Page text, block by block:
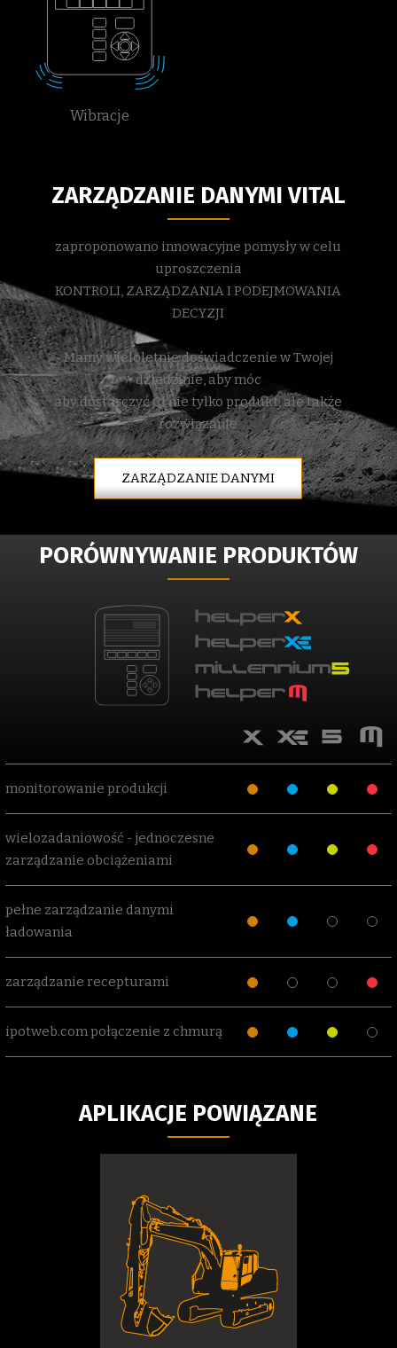
Wibracje
ZARZĄDZANIE DANYMI VITAL
zaproponowano innowacyjne pomysły w celu
uproszczenia
KONTROLI, ZARZĄDZANIA I PODEJMOWANIA
DECYZJI
Mamy wieloletnie doświadczenie w Twojej
dziedzinie, aby móc
aby dostarczyć Ci nie tylko produkt, ale także
rozwiązanie
ZARZĄDZANIE DANYMI
PORÓWNYWANIE PRODUKTÓW
monitorowanie produkcji
wielozadaniowość - jednoczesne
zarządzanie obciążeniami
pełne zarządzanie danymi
ładowania
zarządzanie recepturami
ipotweb.com połączenie z chmurą
APLIKACJE POWIĄZANE